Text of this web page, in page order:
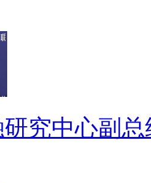
究中心副总